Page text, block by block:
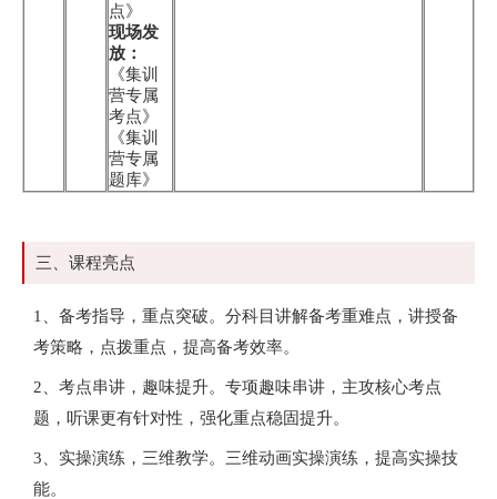
点》
现场发
放：
《集训
营专属
考点》
《集训
营专属
题库》
三、课程亮点
1、备考指导，重点突破。分科目讲解备考重难点，讲授备
考策略，点拨重点，提高备考效率。
2、考点串讲，趣味提升。专项趣味串讲，主攻核心考点
题，听课更有针对性，强化重点稳固提升。
3、实操演练，三维教学。三维动画实操演练，提高实操技
能。